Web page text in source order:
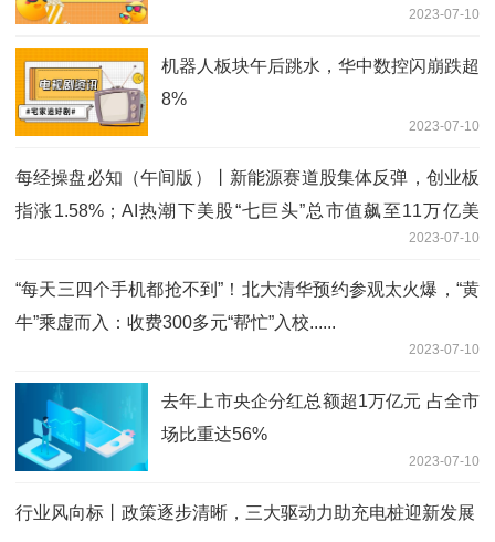
2023-07-10
机器人板块午后跳水，华中数控闪崩跌超
8%
2023-07-10
每经操盘必知（午间版）丨新能源赛道股集体反弹，创业板
指涨1.58%；AI热潮下美股“七巨头”总市值飙至11万亿美
2023-07-10
“每天三四个手机都抢不到”！北大清华预约参观太火爆，“黄
牛”乘虚而入：收费300多元“帮忙”入校......
2023-07-10
去年上市央企分红总额超1万亿元 占全市
场比重达56%
2023-07-10
行业风向标丨政策逐步清晰，三大驱动力助充电桩迎新发展